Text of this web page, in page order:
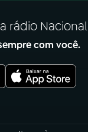
rádio Nacional
com você.